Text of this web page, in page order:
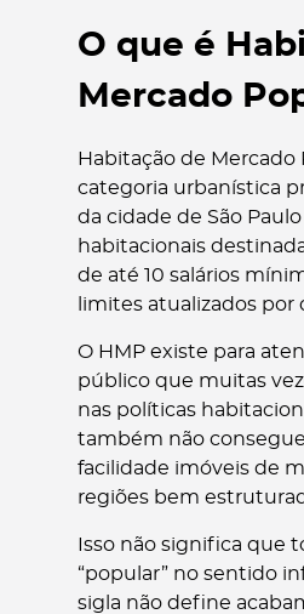
O que é
Mercado
Habitação de Mercado
categoria urbanística
da cidade de São
habitacionais
de até 10 salários
limites atualizados por
O HMP existe para
público que muitas
nas políticas
também não
facilidade imóveis de
regiões bem
Isso não significa que
“popular” no sentido
sigla não define